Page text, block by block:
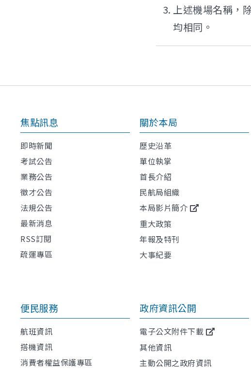
上述機場名稱，
均相同。
焦點訊息
即時新聞
考試公告
業務公告
徵才公告
法規公告
最新消息
RSS訂閱
疏運專區
關於本局
歷史沿革
單位執掌
首長介紹
民航局組織
本局影片簡介
重大政策
年報及特刊
大事紀要
便民服務
航班資訊
搭機資訊
消費者權益保護專區
政府資訊公開
電子公文附件下載
其他資訊
主動公開之政府資訊